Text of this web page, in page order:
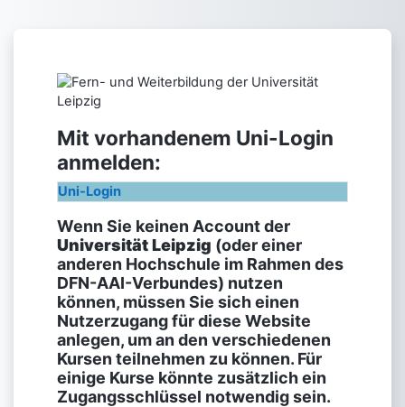
Anmelden bei
Mit vorhandenem Uni-Login
anmelden:
Uni-Login
Wenn Sie keinen Account der
Universität Leipzig (oder einer
anderen Hochschule im Rahmen des
DFN-AAI-Verbundes) nutzen
können, müssen Sie sich einen
Nutzerzugang für diese Website
anlegen, um an den verschiedenen
Kursen teilnehmen zu können. Für
einige Kurse könnte zusätzlich ein
Zugangsschlüssel notwendig sein.